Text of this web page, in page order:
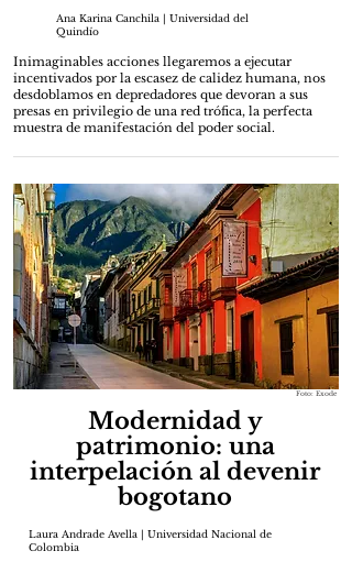
Ana Karina Canchila | Universidad del
Quindío
Inimaginables acciones llegaremos a ejecutar
incentivados por la escasez de calidez humana, nos
desdoblamos en depredadores que devoran a sus
presas en privilegio de una red trófica, la perfecta
muestra de manifestación del poder social.
Foto: Exode
Modernidad y
patrimonio: una
interpelación al devenir
bogotano
Laura Andrade Avella | Universidad Nacional de
Colombia